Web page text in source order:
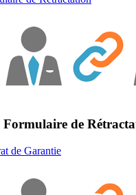
Formulaire de
de Garantie